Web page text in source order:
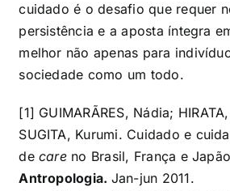
cuidado é o desafio que requer
persistência e a aposta íntegra
melhor não apenas para
sociedade como um todo.
[1] GUIMARÃRES, Nádia;
SUGITA, Kurumi. Cuidado e
de care no Brasil, França e
Antropologia. Jan-jun 2011.